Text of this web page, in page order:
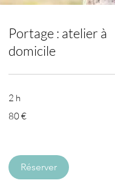
Portage : atelier à
domicile
2 h
euros
80 €
Réserver